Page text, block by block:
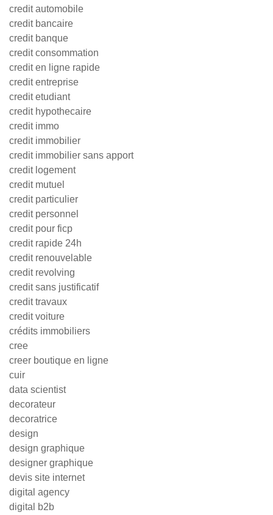
credit automobile
credit bancaire
credit banque
credit consommation
credit en ligne rapide
credit entreprise
credit etudiant
credit hypothecaire
credit immo
credit immobilier
credit immobilier sans apport
credit logement
credit mutuel
credit particulier
credit personnel
credit pour ficp
credit rapide 24h
credit renouvelable
credit revolving
credit sans justificatif
credit travaux
credit voiture
crédits immobiliers
cree
creer boutique en ligne
cuir
data scientist
decorateur
decoratrice
design
design graphique
designer graphique
devis site internet
digital agency
digital b2b